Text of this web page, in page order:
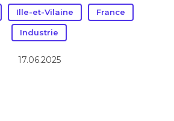
Ille-et-Vilaine France
Industrie
17.06.2025